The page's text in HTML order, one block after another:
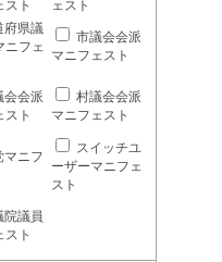
スト
ェスト
府県議
ニフェ
市議会会派
マニフェスト
会会派
スト
村議会会派
マニフェスト
マニフ
スイッチユ
ーザーマニフェ
スト
院議員
スト